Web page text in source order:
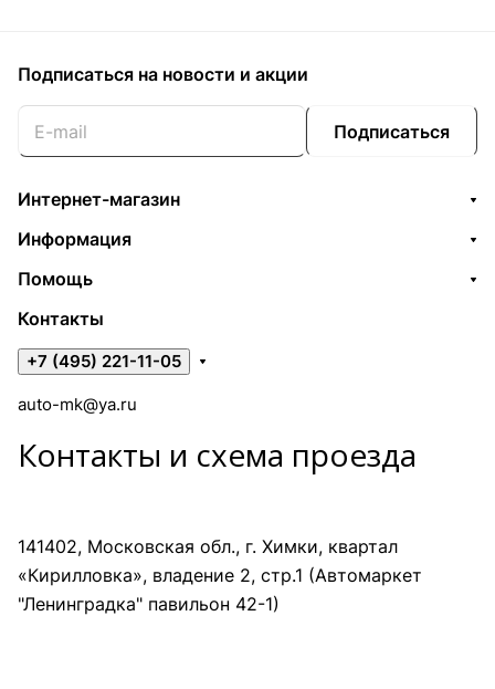
Подписаться на новости и акции
Подписаться
Интернет-магазин
Информация
Помощь
Контакты
+7 (495) 221-11-05
auto-mk@ya.ru
Контакты и схема проезда
141402, Московская обл., г. Химки, квартал
«Кирилловка», владение 2, стр.1 (Автомаркет
"Ленинградка" павильон 42-1)